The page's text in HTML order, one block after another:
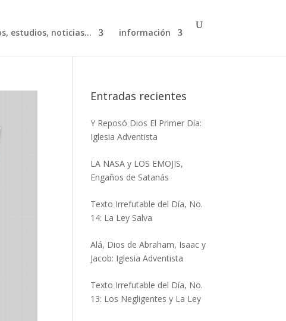
estudios, noticias… información
Entradas recientes
Y Reposó Dios El Primer Día:
Iglesia Adventista
LA NASA y LOS EMOJIS,
Engaños de Satanás
Texto Irrefutable del Día, No.
14: La Ley Salva
Alá, Dios de Abraham, Isaac y
Jacob: Iglesia Adventista
Texto Irrefutable del Día, No.
13: Los Negligentes y La Ley